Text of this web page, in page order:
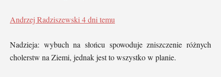
Andrzej Radziszewski 4 dni temu
Nadzieja: wybuch na słońcu spowoduje zniszczenie różnych
cholerstw na Ziemi, jednak jest to wszystko w planie.